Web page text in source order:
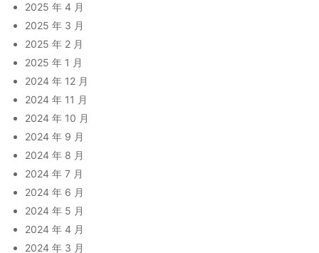
2025 年 4 月
2025 年 3 月
2025 年 2 月
2025 年 1 月
2024 年 12 月
2024 年 11 月
2024 年 10 月
2024 年 9 月
2024 年 8 月
2024 年 7 月
2024 年 6 月
2024 年 5 月
2024 年 4 月
2024 年 3 月